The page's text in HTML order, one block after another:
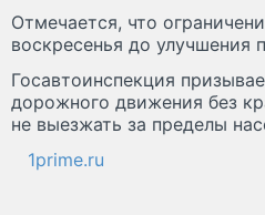
Отмечается, что
воскресенья до улучшения
Госавтоинспекция
дорожного движения без
не выезжать за пределы
1prime.ru